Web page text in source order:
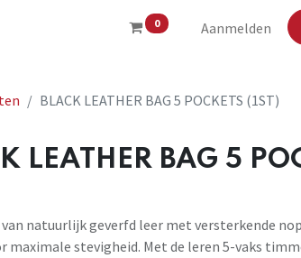
0 Aanmelden
BLACK LEATHER BAG 5 POCKETS (1ST)
LEATHER BAG 5
natuurlijk geverfd leer met versterkende
maximale stevigheid. Met de leren 5-vaks